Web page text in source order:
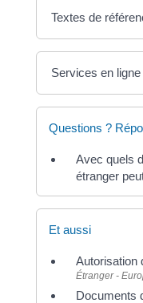
Textes de
Services en
Questions ?
Avec quels
étranger
Et aussi
Autorisation
Étranger -
Documents